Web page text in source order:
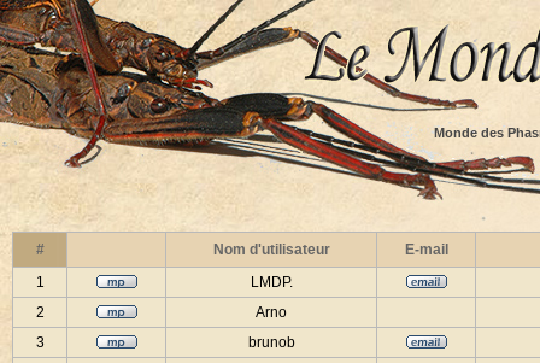
Monde des
# Nom d'utilisateur
E-mail
1
LMDP.
2
Arno
3
brunob